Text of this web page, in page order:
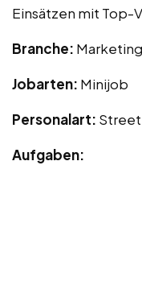
Einsätzen mit Top-
Branche:
Jobarten: Minijob
Personalart:
Aufgaben: